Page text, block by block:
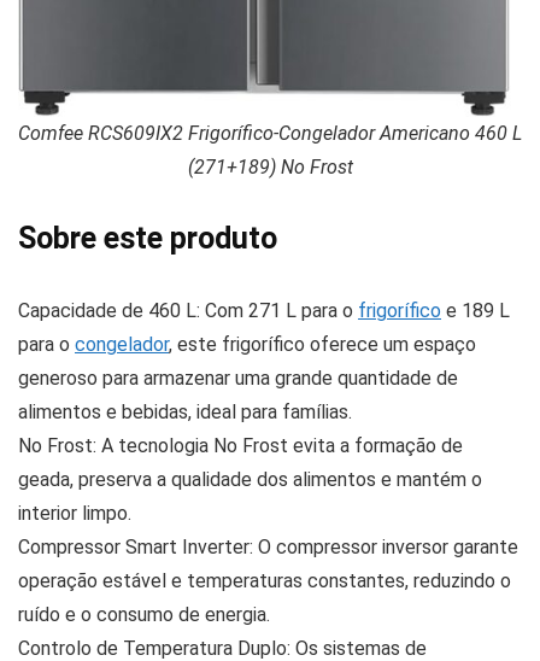
Comfee RCS609IX2 Frigorífico-Congelador Americano 460 L
(271+189) No Frost
Sobre este produto
Capacidade de 460 L: Com 271 L para o frigorífico e 189 L
para o congelador, este frigorífico oferece um espaço
generoso para armazenar uma grande quantidade de
alimentos e bebidas, ideal para famílias.
No Frost: A tecnologia No Frost evita a formação de
geada, preserva a qualidade dos alimentos e mantém o
interior limpo.
Compressor Smart Inverter: O compressor inversor garante
operação estável e temperaturas constantes, reduzindo o
ruído e o consumo de energia.
Controlo de Temperatura Duplo: Os sistemas de